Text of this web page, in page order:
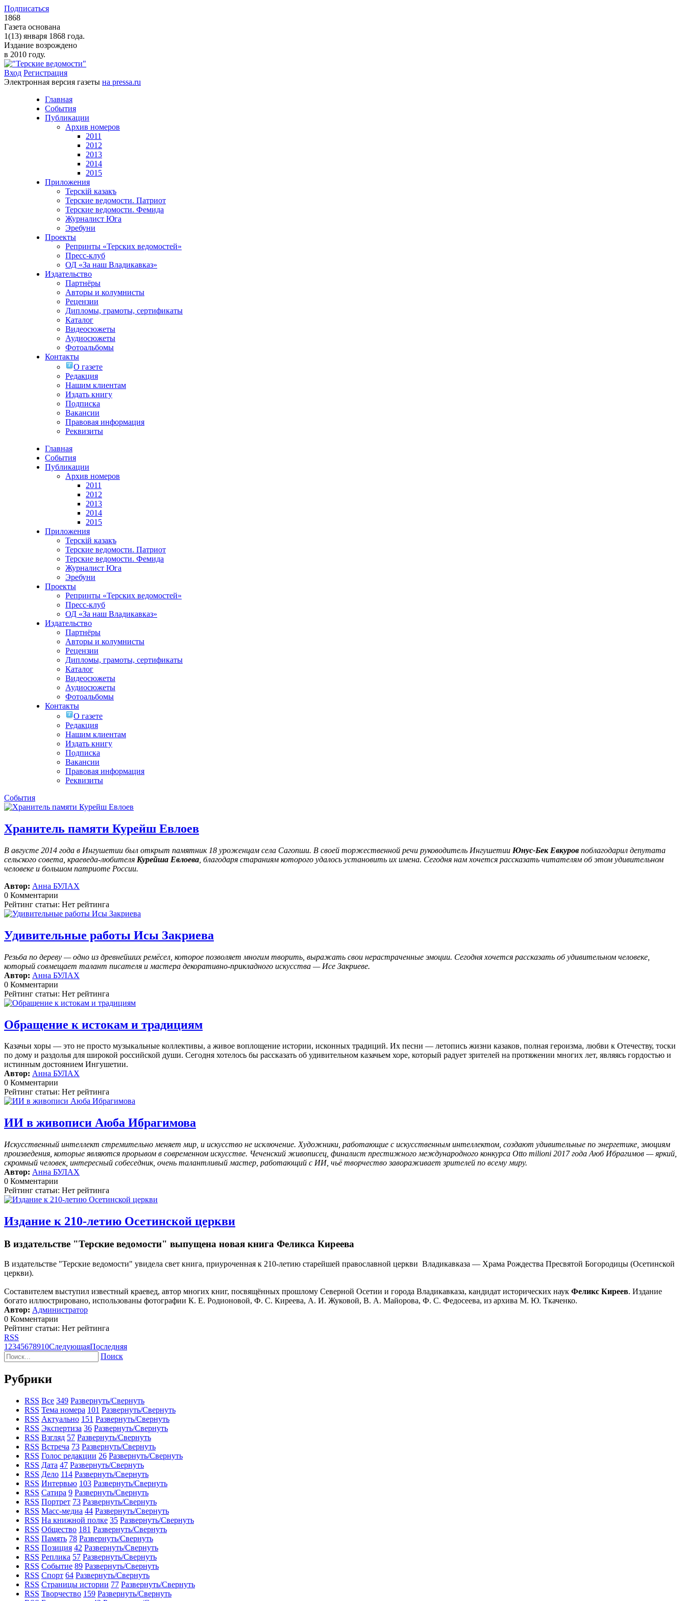
Подписаться
1868
Газета основана
1(13) января 1868 года.
Издание возрождено
в 2010 году.
Вход Регистрация
Электронная версия газеты на pressa.ru
Главная
События
Публикации
Архив номеров
2011
2012
2013
2014
2015
Приложения
Терскiй казакъ
Терские ведомости. Патриот
Терские ведомости. Фемида
Журналист Юга
Эребуни
Проекты
Репринты «Терских ведомостей»
Пресс-клуб
ОД «За наш Владикавказ»
Издательство
Партнёры
Авторы и колумнисты
Рецензии
Дипломы, грамоты, сертификаты
Каталог
Видеосюжеты
Аудиосюжеты
Фотоальбомы
Контакты
О газете
Редакция
Нашим клиентам
Издать книгу
Подписка
Вакансии
Правовая информация
Реквизиты
Главная
События
Публикации
Архив номеров
2011
2012
2013
2014
2015
Приложения
Терскiй казакъ
Терские ведомости. Патриот
Терские ведомости. Фемида
Журналист Юга
Эребуни
Проекты
Репринты «Терских ведомостей»
Пресс-клуб
ОД «За наш Владикавказ»
Издательство
Партнёры
Авторы и колумнисты
Рецензии
Дипломы, грамоты, сертификаты
Каталог
Видеосюжеты
Аудиосюжеты
Фотоальбомы
Контакты
О газете
Редакция
Нашим клиентам
Издать книгу
Подписка
Вакансии
Правовая информация
Реквизиты
События
Хранитель памяти Курейш Евлоев
В августе 2014 года в Ингушетии был открыт памятник 18 уроженцам села Сагопши. В своей торжественной речи руководитель Ингушетии Юнус-Бек Евкуров поблагодарил депутата
сельского совета, краеведа-любителя Курейша Евлоева , благодаря стараниям которого удалось установить их имена. Сегодня нам хочется рассказать читателям об этом удивительном
человеке и большом патриоте России.
Автор: Анна БУЛАХ
0 Комментарии
Рейтинг статьи: Нет рейтинга
Удивительные работы Исы Закриева
Резьба по дереву — одно из древнейших ремёсел, которое позволяет многим творить, выражать свои нерастраченные эмоции. Сегодня хочется рассказать об удивительном человеке,
который совмещает талант писателя и мастера декоративно-прикладного искусства — Исе Закриеве.
Автор: Анна БУЛАХ
0 Комментарии
Рейтинг статьи: Нет рейтинга
Обращение к истокам и традициям
Казачьи хоры — это не просто музыкальные коллективы, а живое воплощение истории, исконных традиций. Их песни — летопись жизни казаков, полная героизма, любви к Отечеству, тоски
по дому и раздолья для широкой российской души. Сегодня хотелось бы рассказать об удивительном казачьем хоре, который радует зрителей на протяжении многих лет, являясь гордостью и
истинным достоянием Ингушетии.
Автор: Анна БУЛАХ
0 Комментарии
Рейтинг статьи: Нет рейтинга
ИИ в живописи Аюба Ибрагимова
Искусственный интеллект стремительно меняет мир, и искусство не исключение. Художники, работающие с искусственным интеллектом, создают удивительные по энергетике, эмоциям
произведения, которые являются прорывом в современном искусстве. Чеченский живописец, финалист престижного международного конкурса Otto milioni 2017 года Аюб Ибрагимов — яркий,
скромный человек, интересный собеседник, очень талантливый мастер, работающий с ИИ, чьё творчество завораживает зрителей по всему миру.
Автор: Анна БУЛАХ
0 Комментарии
Рейтинг статьи: Нет рейтинга
Издание к 210-летию Осетинской церкви
В издательстве "Терские ведомости" выпущена новая книга Феликса Киреева
В издательстве "Терские ведомости" увидела свет книга, приуроченная к 210-летию старейшей православной церкви Владикавказа — Храма Рождества Пресвятой Богородицы (Осетинской
церкви).
Составителем выступил известный краевед, автор многих книг, посвящённых прошлому Северной Осетии и города Владикавказа, кандидат исторических наук Феликс Киреев. Издание
богато иллюстрировано, использованы фотографии К. Е. Родионовой, Ф. С. Киреева, А. И. Жуковой, В. А. Майорова, Ф. С. Федосеева, из архива М. Ю. Ткаченко.
Автор: Администратор
0 Комментарии
Рейтинг статьи: Нет рейтинга
RSS
1 2345678910СледующаяПоследняя
Поиск
Рубрики
RSS Все 349 Развернуть/Свернуть
RSS Тема номера 101 Развернуть/Свернуть
RSS Актуально 151 Развернуть/Свернуть
RSS Экспертиза 36 Развернуть/Свернуть
RSS Взгляд 57 Развернуть/Свернуть
RSS Встреча 73 Развернуть/Свернуть
RSS Голос редакции 26 Развернуть/Свернуть
RSS Дата 47 Развернуть/Свернуть
RSS Дело 114 Развернуть/Свернуть
RSS Интервью 103 Развернуть/Свернуть
RSS Сатира 9 Развернуть/Свернуть
RSS Портрет 73 Развернуть/Свернуть
RSS Масс-медиа 44 Развернуть/Свернуть
RSS На книжной полке 35 Развернуть/Свернуть
RSS Общество 181 Развернуть/Свернуть
RSS Память 78 Развернуть/Свернуть
RSS Позиция 42 Развернуть/Свернуть
RSS Реплика 57 Развернуть/Свернуть
RSS Событие 89 Развернуть/Свернуть
RSS Спорт 64 Развернуть/Свернуть
RSS Страницы истории 77 Развернуть/Свернуть
RSS Творчество 159 Развернуть/Свернуть